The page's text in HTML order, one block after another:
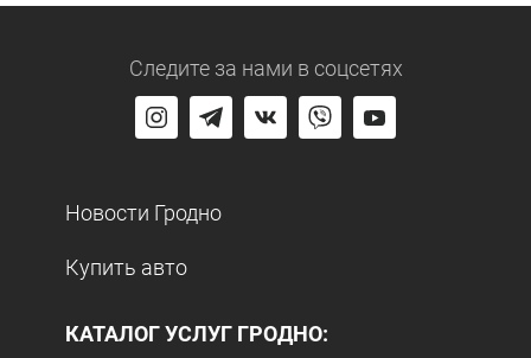
Следите за нами в соцсетях
Новости Гродно
Купить авто
КАТАЛОГ УСЛУГ ГРОДНО: